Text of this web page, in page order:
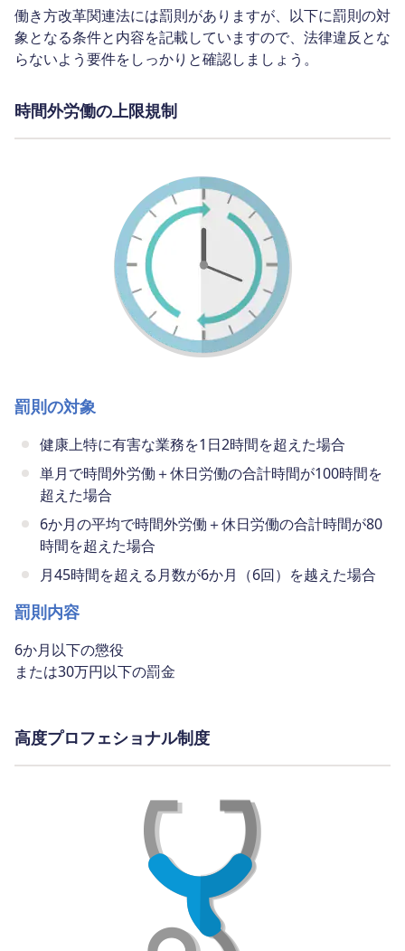
働き方改革関連法には罰則がありますが、以下に罰則の対
象となる条件と内容を記載していますので、法律違反とな
らないよう要件をしっかりと確認しましょう。
時間外労働の上限規制
罰則の対象
健康上特に有害な業務を1日2時間を超えた場合
単月で時間外労働＋休日労働の合計時間が100時間を
超えた場合
6か月の平均で時間外労働＋休日労働の合計時間が80
時間を超えた場合
月45時間を超える月数が6か月（6回）を越えた場合
罰則内容
6か月以下の懲役
または30万円以下の罰金
高度プロフェショナル制度